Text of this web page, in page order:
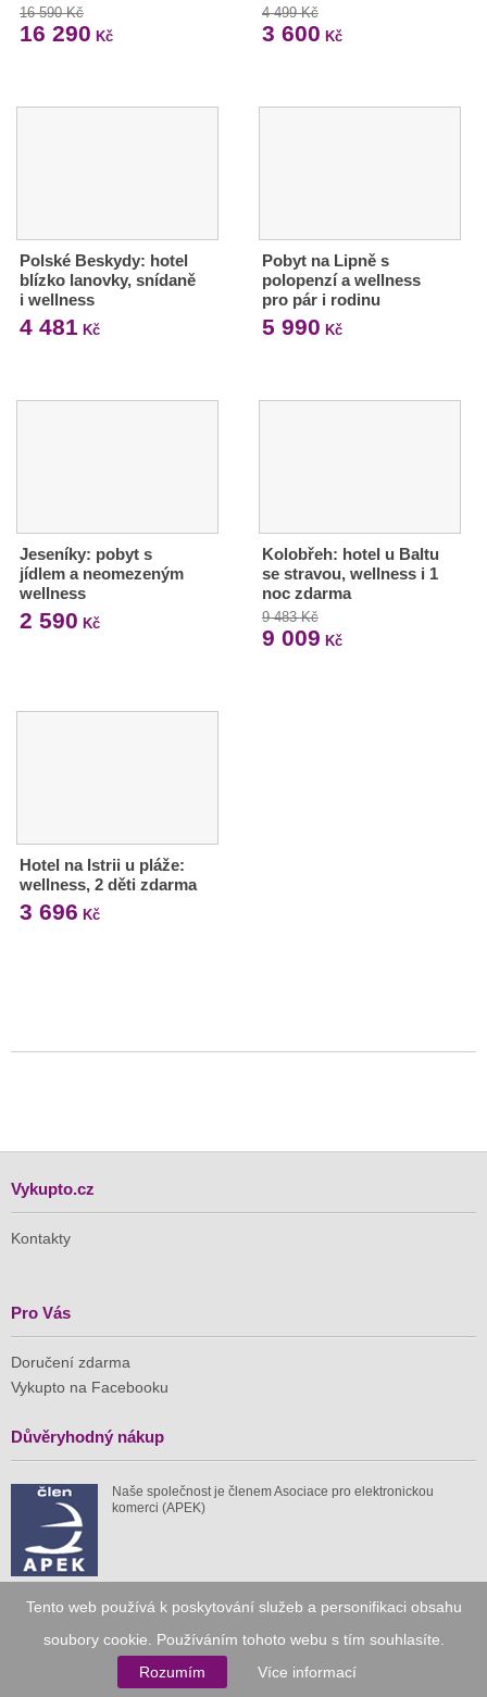
Tento web používá k poskytování služeb a personifikaci obsahu
soubory cookie. Používáním tohoto webu s tím souhlasíte.
Rozumím
Více informací
16 590 Kč
16 290 Kč
4 499 Kč
3 600 Kč
Polské Beskydy: hotel
blízko lanovky, snídaně
i wellness
4 481 Kč
Pobyt na Lipně s
polopenzí a wellness
pro pár i rodinu
5 990 Kč
Jeseníky: pobyt s
jídlem a neomezeným
wellness
2 590 Kč
Kolobřeh: hotel u Baltu
se stravou, wellness i 1
noc zdarma
9 483 Kč
9 009 Kč
Hotel na Istrii u pláže:
wellness, 2 děti zdarma
3 696 Kč
Vykupto.cz
Kontakty
Pro Vás
Doručení zdarma
Vykupto na Facebooku
Důvěryhodný nákup
Naše společnost je členem Asociace pro elektronickou
komerci (APEK)
1 511 mil.